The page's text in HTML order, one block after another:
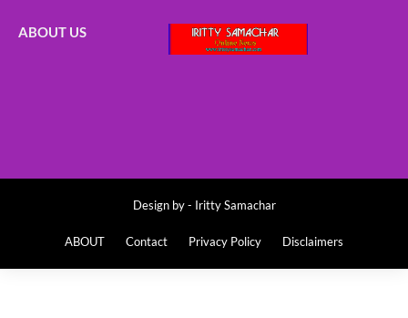
ABOUT US
Design by - Iritty Samachar
ABOUT Contact Privacy Policy Disclaimers